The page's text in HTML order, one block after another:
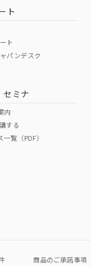
ト
ト
パンデスク
セミナ
内
する
覧（PDF）
商品のご承諾事項